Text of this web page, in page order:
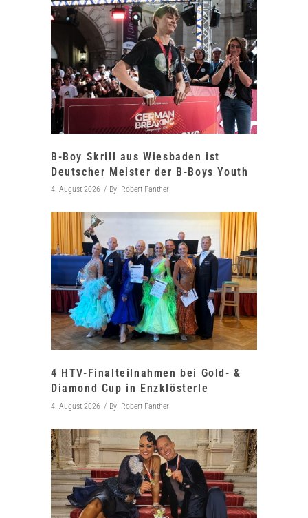
B-Boy Skrill aus Wiesbaden ist
Deutscher Meister der B-Boys Youth
4. August 2026 By Robert Panther
4 HTV-Finalteilnahmen bei Gold- &
Diamond Cup in Enzklösterle
4. August 2026 By Robert Panther